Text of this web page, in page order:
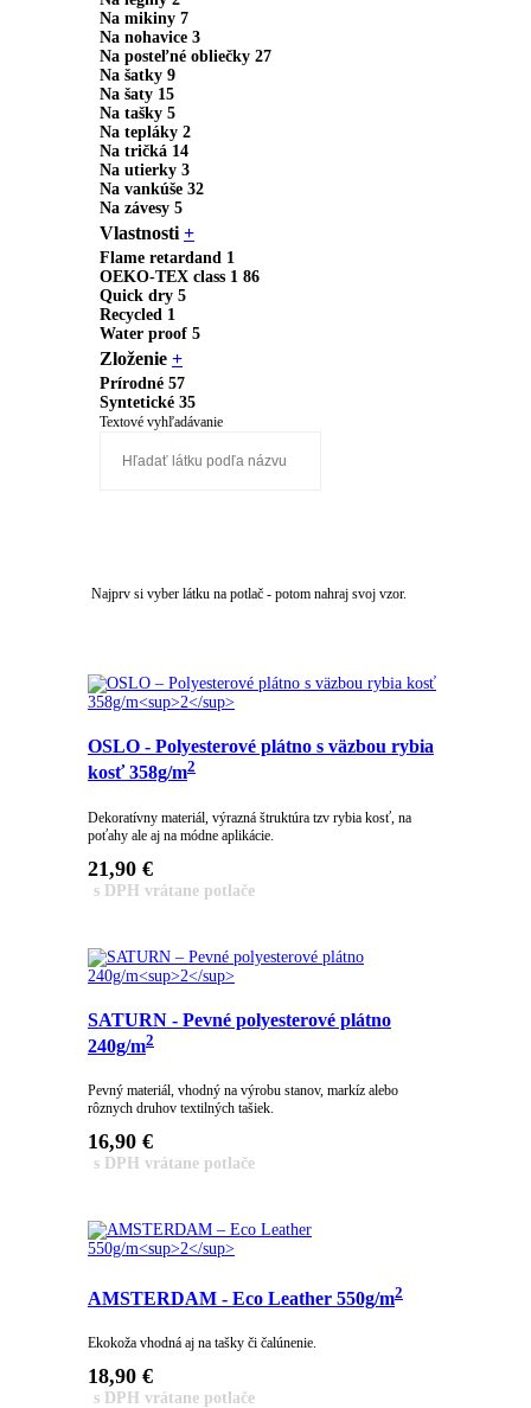
Na mikiny 7
Na nohavice 3
Na posteľné obliečky 27
Na šatky 9
Na šaty 15
Na tašky 5
Na tepláky 2
Na tričká 14
Na utierky 3
Na vankúše 32
Na závesy 5
Vlastnosti +
Flame retardand 1
OEKO-TEX class 1 86
Quick dry 5
Recycled 1
Water proof 5
Zloženie +
Prírodné 57
Syntetické 35
Textové vyhľadávanie
​Najprv si vyber látku na potlač - potom nahraj svoj vzor.
OSLO - Polyesterové plátno s väzbou rybia
kosť 358g/m2
Dekoratívny materiál, výrazná štruktúra tzv rybia kosť, na
poťahy ale aj na módne aplikácie.
21,90 €
s DPH vrátane potlače
SATURN - Pevné polyesterové plátno
240g/m2
Pevný materiál, vhodný na výrobu stanov, markíz alebo
rôznych druhov textilných tašiek.
16,90 €
s DPH vrátane potlače
AMSTERDAM - Eco Leather 550g/m2
Ekokoža vhodná aj na tašky či čalúnenie.
18,90 €
s DPH vrátane potlače